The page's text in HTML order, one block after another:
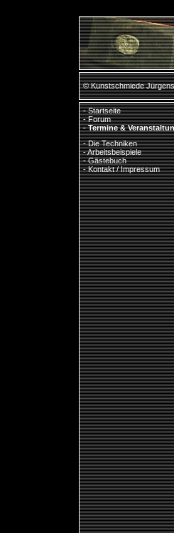
© Kunstschmiede
-Startseite
-Forum
-Termine &
-Die Techniken
-Arbeitsbeispiele
-Gästebuch
-Kontakt / Impressum